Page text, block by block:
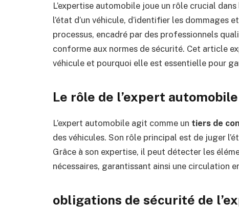
L’expertise automobile joue un rôle crucial
l’état d’un véhicule, d’identifier les dommages
processus, encadré par des professionnels
conforme aux normes de sécurité. Cet article
véhicule et pourquoi elle est essentielle pour
Le rôle de l’expert automobile
L’expert automobile agit comme un tiers de
des véhicules. Son rôle principal est de juger
Grâce à son expertise, il peut détecter les
nécessaires, garantissant ainsi une circulation
obligations de sécurité de